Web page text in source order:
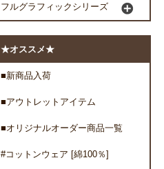
フルグラフィックシリーズ
★オススメ★
■新商品入荷
■アウトレットアイテム
■オリジナルオーダー商品一覧
#コットンウェア [綿100％]